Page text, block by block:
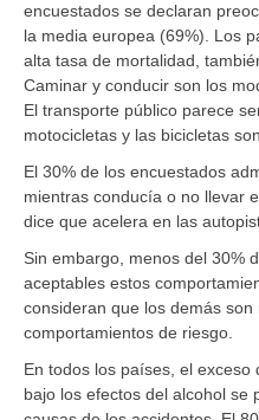
encuestados se declaran
la media europea (69%). Los
alta tasa de mortalidad,
Caminar y conducir son los
El transporte público parece
motocicletas y las bicicletas
El 30% de los encuestados
mientras conducía o no llevar
dice que acelera en las
Sin embargo, menos del 30%
aceptables estos
consideran que los demás
comportamientos de riesgo.
En todos los países, el exceso
bajo los efectos del alcohol se